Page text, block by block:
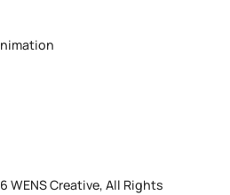
WENS Creative, All Rights